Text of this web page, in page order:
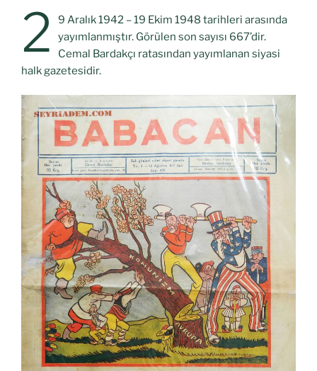
2
9 Aralık 1942 – 19 Ekim 1948 tarihleri arasında
yayımlanmıştır. Görülen son sayısı 667’dir.
Cemal Bardakçı ratasından yayımlanan siyasi
halk gazetesidir.